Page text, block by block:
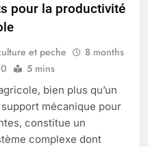
pour la productivité
et peche
8 months
0 5 mins
bien plus qu’un
mécanique pour
constitue un
complexe dont